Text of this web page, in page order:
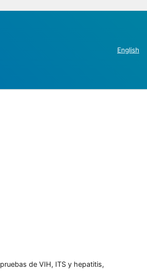
English
de VIH, ITS y hepatitis,